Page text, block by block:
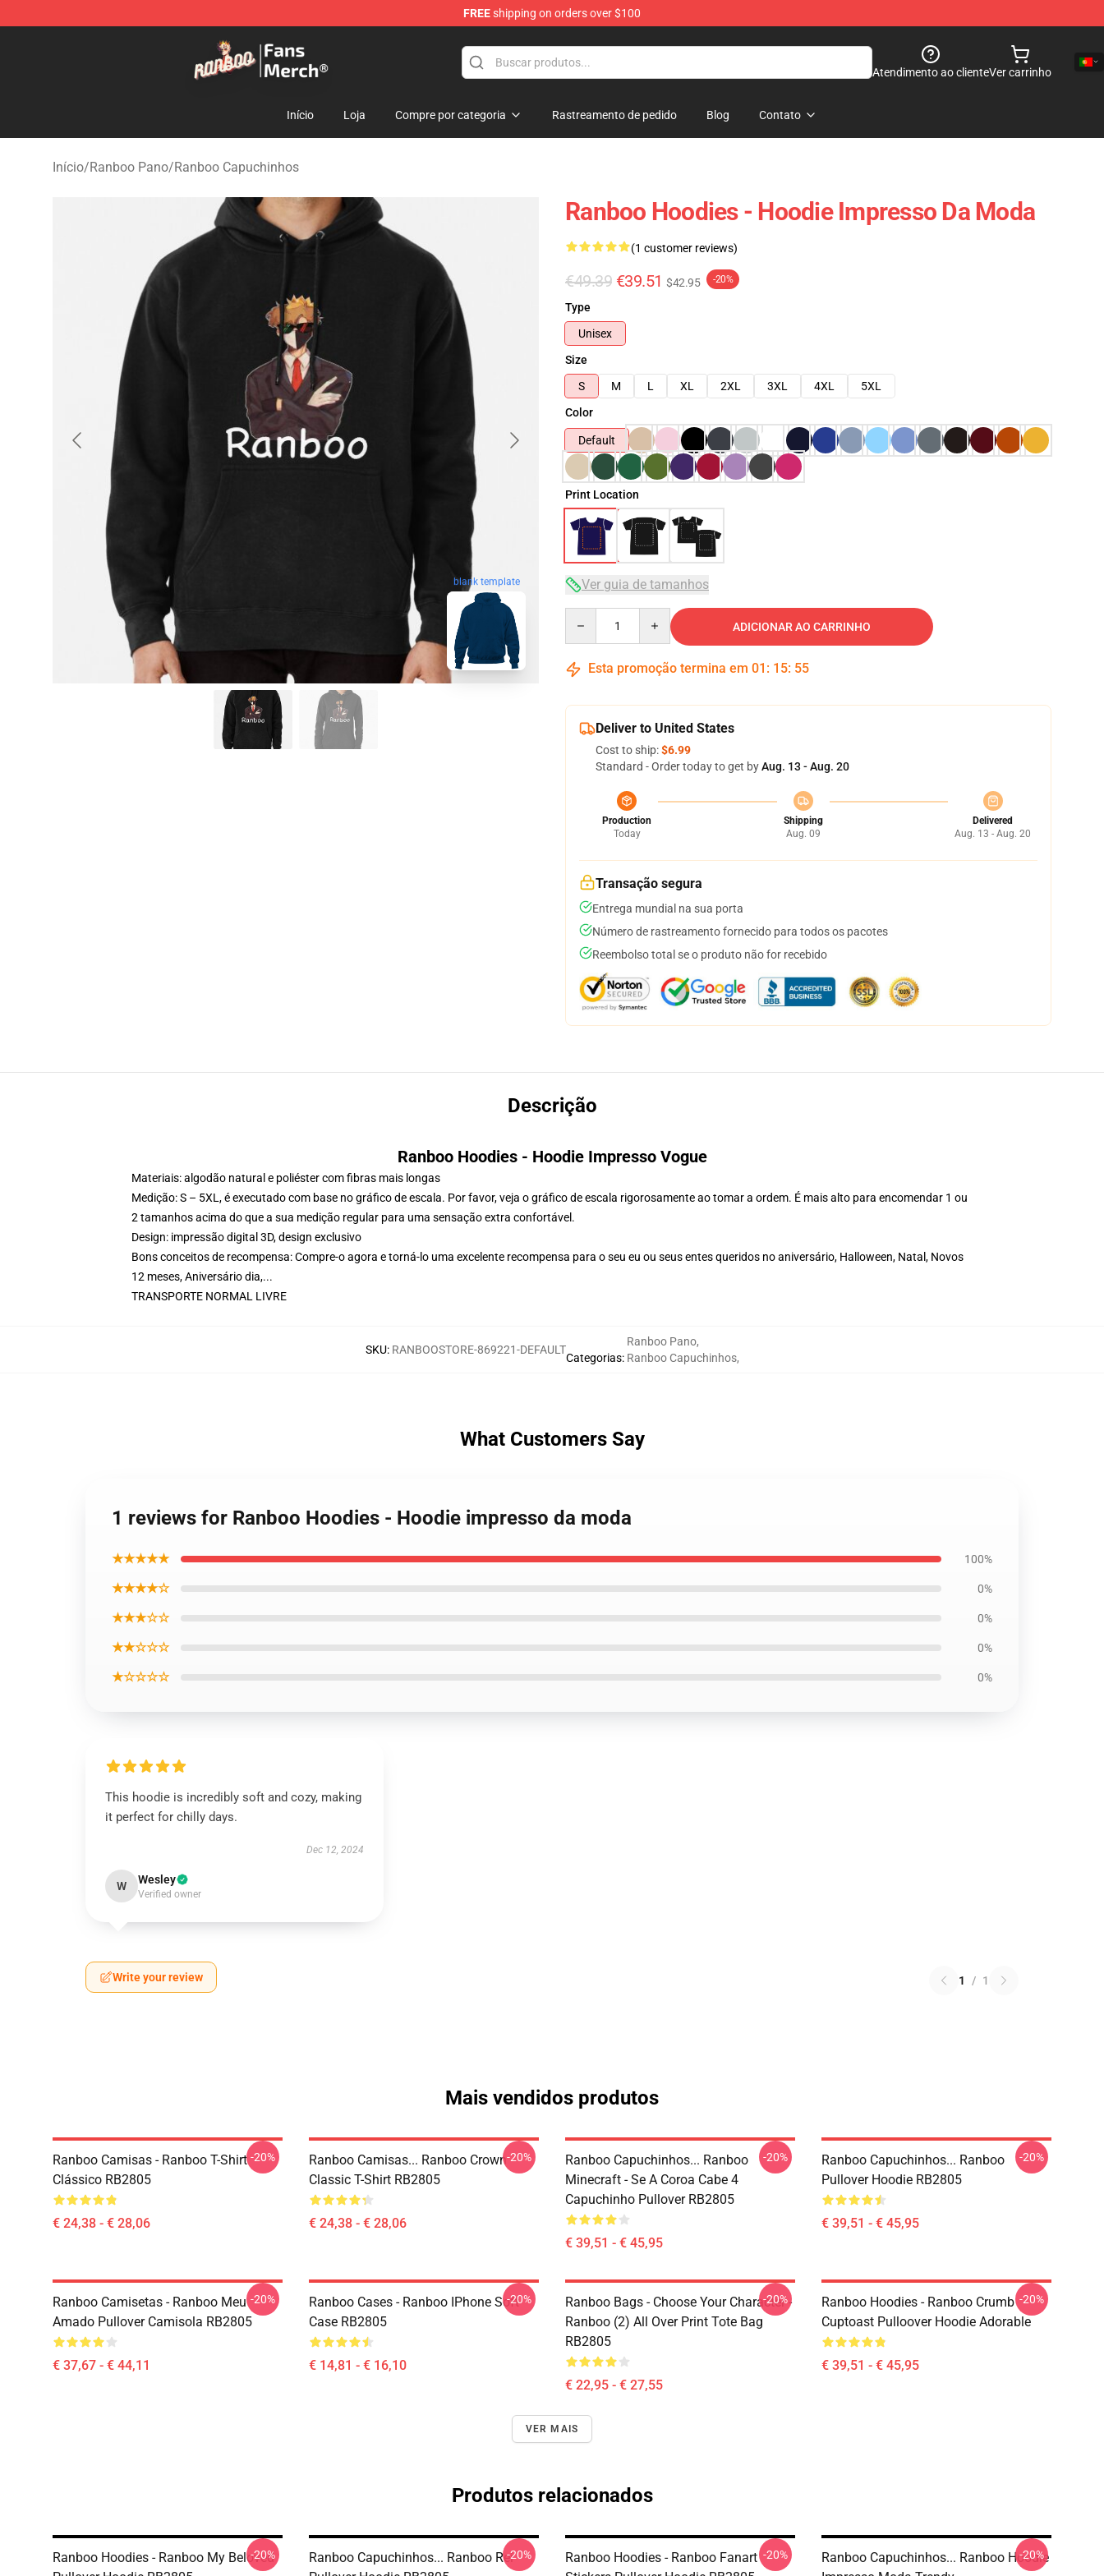
FREEshipping on orders over $100
Ranboo Store - Official Ranboo Merchandise Shop
Atendimento ao clienteVer carrinho
Início Loja Compre por categoria Rastreamento de pedido Blog Contato
Início/Ranboo Pano/Ranboo Capuchinhos
blank template
Ranboo Hoodies - Hoodie Impresso Da Moda
(1 customer reviews)
€49.39 €39.51 $42.95 -20%
Type
Unisex
Size
S
M L XL 2XL 3XL 4XL
5XL
Color
Default
Print Location
Ver guia de tamanhos
ADICIONAR AO CARRINHO
Esta promoção termina em 01 : 15: 54
Deliver to United States
Cost to ship:$6.99
Standard - Order today to get byAug. 13 - Aug. 20
Production
Today
Shipping
Aug. 09
Delivered
Aug. 13 - Aug. 20
Transação segura
Entrega mundial na sua porta
Número de rastreamento fornecido para todos os pacotes
Reembolso total se o produto não for recebido
Descrição
Ranboo Hoodies - Hoodie Impresso Vogue
Materiais: algodão natural e poliéster com fibras mais longas
Medição: S – 5XL, é executado com base no gráfico de escala. Por favor, veja o gráfico de escala rigorosamente ao tomar a ordem. É mais alto para encomendar 1 ou
2 tamanhos acima do que a sua medição regular para uma sensação extra confortável.
Design: impressão digital 3D, design exclusivo
Bons conceitos de recompensa: Compre-o agora e torná-lo uma excelente recompensa para o seu eu ou seus entes queridos no aniversário, Halloween, Natal, Novos
12 meses, Aniversário dia,...
TRANSPORTE NORMAL LIVRE
SKU: RANBOOSTORE-869221-DEFAULT
Categorias:
Ranboo Pano,
Ranboo Capuchinhos,
What Customers Say
1 reviews for Ranboo Hoodies - Hoodie impresso da moda
★★★★★ 100%
★★★★☆ 0%
★★★☆☆ 0%
★★☆☆☆ 0%
★☆☆☆☆ 0%
This hoodie is incredibly soft and cozy, making
it perfect for chilly days.
Dec 12, 2024
W Wesley
Verified owner
Write your review 1 / 1
Mais vendidos produtos
Ranboo Camisas - Ranboo T-Shirt
Clássico RB2805
€ 24,38 - € 28,06
-20%
Ranboo Camisas... Ranboo Crown
Classic T-Shirt RB2805
€ 24,38 - € 28,06
-20%
Ranboo Capuchinhos... Ranboo
Minecraft - Se A Coroa Cabe 4
Capuchinho Pullover RB2805
€ 39,51 - € 45,95
-20%
Ranboo Capuchinhos... Ranboo
Pullover Hoodie RB2805
€ 39,51 - € 45,95
-20%
Ranboo Camisetas - Ranboo Meu
Amado Pullover Camisola RB2805
€ 37,67 - € 44,11
-20%
Ranboo Cases - Ranboo IPhone Soft
Case RB2805
€ 14,81 - € 16,10
-20%
Ranboo Bags - Choose Your Character -
Ranboo (2) All Over Print Tote Bag
RB2805
€ 22,95 - € 27,55
-20%
Ranboo Hoodies - Ranboo Crumb
Cuptoast Pulloover Hoodie Adorable
€ 39,51 - € 45,95
-20%
VER MAIS
Produtos relacionados
Ranboo Hoodies - Ranboo My Beloved
-20%
Ranboo Capuchinhos... Ranboo Rei-20%
Ranboo Hoodies - Ranboo Fanart -20%
Ranboo Capuchinhos... Ranboo Hoodie
-20%